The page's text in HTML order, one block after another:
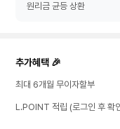
원리금 균등 상환
추가혜택 🎉
최대 6개월 무이자할부
L.POINT 적립 (로그인 후 확